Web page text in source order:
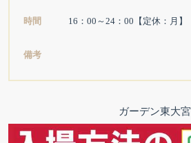
時間 16：00～24：00【定休：月】
備考
ガーデン東大宮